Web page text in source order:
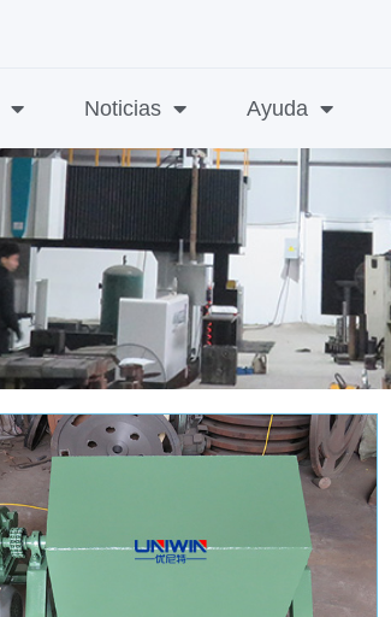
Noticias Ayuda